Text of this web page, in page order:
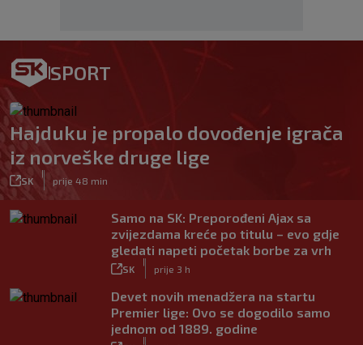
SPORT
Hajduku je propalo dovođenje igrača
iz norveške druge lige
SK prije 48 min
Samo na SK: Preporođeni Ajax sa
zvijezdama kreće po titulu – evo gdje
gledati napeti početak borbe za vrh
SK prije 3 h
Devet novih menadžera na startu
Premier lige: Ovo se dogodilo samo
jednom od 1889. godine